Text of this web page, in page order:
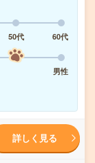
50代
60代
男性
詳しく見る